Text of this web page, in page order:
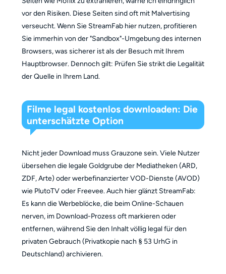
vor den Risiken. Diese Seiten sind oft mit Malvertising
verseucht. Wenn Sie StreamFab hier nutzen, profitieren
Sie immerhin von der "Sandbox"-Umgebung des internen
Browsers, was sicherer ist als der Besuch mit Ihrem
Hauptbrowser. Dennoch gilt: Prüfen Sie strikt die Legalität
der Quelle in Ihrem Land.
Filme legal kostenlos downloaden: Die
unterschätzte Option
Nicht jeder Download muss Grauzone sein. Viele Nutzer
übersehen die legale Goldgrube der Mediatheken (ARD,
ZDF, Arte) oder werbefinanzierter VOD-Dienste (AVOD)
wie PlutoTV oder Freevee. Auch hier glänzt StreamFab:
Es kann die Werbeblöcke, die beim Online-Schauen
nerven, im Download-Prozess oft markieren oder
entfernen, während Sie den Inhalt völlig legal für den
privaten Gebrauch (Privatkopie nach § 53 UrhG in
Deutschland) archivieren.